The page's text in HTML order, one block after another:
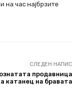
на час најбрзите
СЛЕДЕН НАПИС
продавница
катанец на бравата